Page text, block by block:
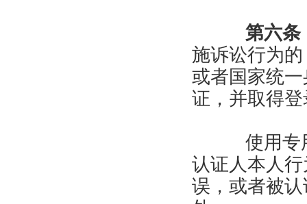
第六条
施诉讼行为
或者国家统
证，并取得
使用专用
认证人本人
误，或者被